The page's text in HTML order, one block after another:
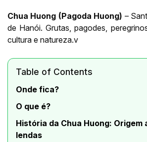
Chua Huong (Pagoda Huong) –
de Hanói. Grutas, pagodes,
cultura e natureza.v
Table of Contents
Onde fica?
O que é?
História da Chua Huong: Origem
lendas